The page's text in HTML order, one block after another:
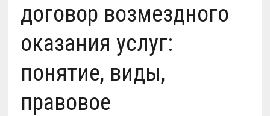
договор возмездного
оказания услуг:
понятие, виды,
правовое